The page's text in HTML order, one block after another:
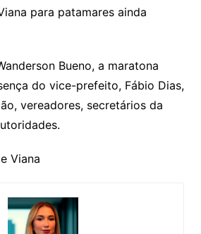
para patamares ainda
Bueno, a maratona
do vice-prefeito, Fábio Dias,
vereadores, secretários da
Viana